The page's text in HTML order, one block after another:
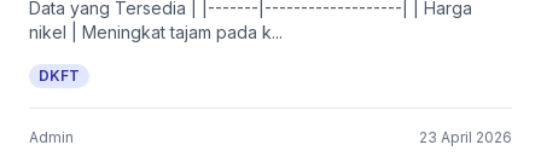
Data yang Tersedia | |-------|-------------------| | Harga
nikel | Meningkat tajam pada k...
DKFT
Admin 23 April 2026